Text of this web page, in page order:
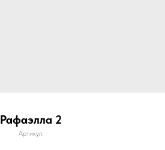
Рафаэлла 2
Артикул: